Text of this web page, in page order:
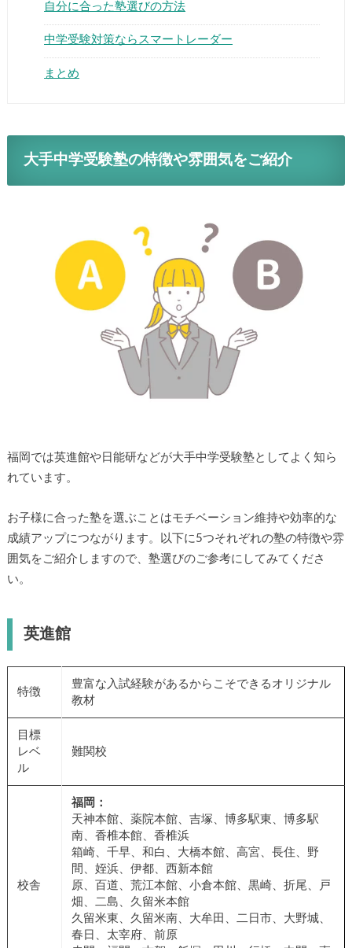
自分に合った塾選びの方法
中学受験対策ならスマートレーダー
まとめ
大手中学受験塾の特徴や雰囲気をご紹介
福岡では英進館や日能研などが大手中学受験塾としてよく知ら
れています。
お子様に合った塾を選ぶことはモチベーション維持や効率的な
成績アップにつながります。以下に5つそれぞれの塾の特徴や雰
囲気をご紹介しますので、塾選びのご参考にしてみてくださ
い。
英進館
特徴
豊富な入試経験があるからこそできるオリジナル
教材
目標
レベ
ル
難関校
校舎
福岡：
天神本館、薬院本館、吉塚、博多駅東、博多駅
南、香椎本館、香椎浜
箱崎、千早、和白、大橋本館、高宮、長住、野
間、姪浜、伊都、西新本館
原、百道、荒江本館、小倉本館、黒崎、折尾、戸
畑、二島、久留米本館
久留米東、久留米南、大牟田、二日市、大野城、
春日、太宰府、前原